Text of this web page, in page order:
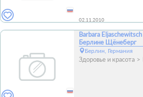
02.11.2010
Barbara
Берлине Щёнеберг
Берлин, Германия
Здоровье и красота